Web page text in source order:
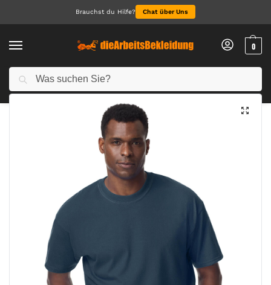
Brauchst du Hilfe? Chat über Uns
0
Start NEU 2026 / Hammer Maxweight Adult T-Shirt